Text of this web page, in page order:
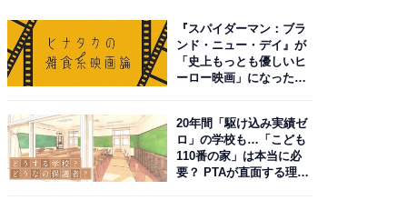
『スパイダーマン：ブラ
ンド・ニュー・デイ』が
「史上もっとも優しいヒ
ーロー映画」になった理
20年間「駆け込み実績ゼ
ロ」の学校も…「こども
110番の家」は本当に必
要？ PTAが直面する理想